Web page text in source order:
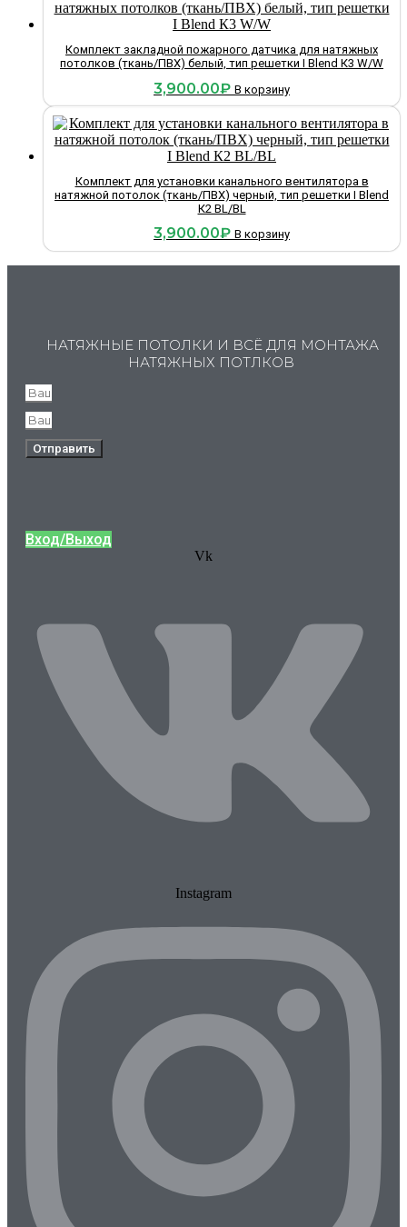
Комплект закладной пожарного датчика для натяжных
потолков (ткань/ПВХ) белый, тип решетки I Blend К3 W/W
3,900.00₽ В корзину
Комплект для установки канального вентилятора в
натяжной потолок (ткань/ПВХ) черный, тип решетки I Blend
К2 BL/BL
3,900.00₽ В корзину
НАТЯЖНЫЕ ПОТОЛКИ И ВСЁ ДЛЯ МОНТАЖА
НАТЯЖНЫХ ПОТЛКОВ
Отправить
Вход/Выход
Vk
Instagram